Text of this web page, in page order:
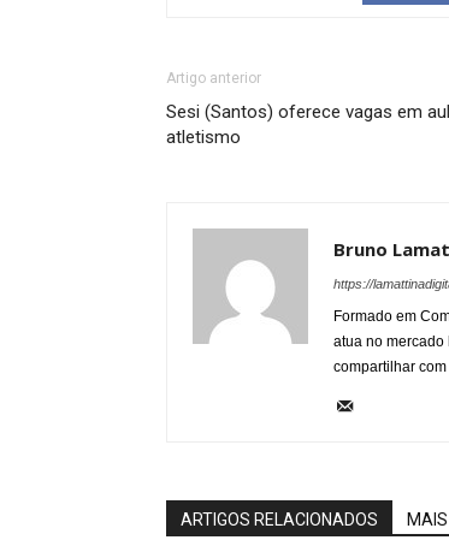
Artigo anterior
Sesi (Santos) oferece vagas em
atletismo
Bruno
https://
Formado em
atua no mercado
compartilhar
ARTIGOS RELACIONADOS